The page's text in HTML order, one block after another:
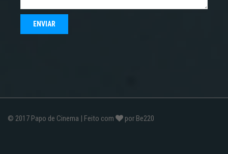
© 2017 Papo de Cinema | Feito com por Be220